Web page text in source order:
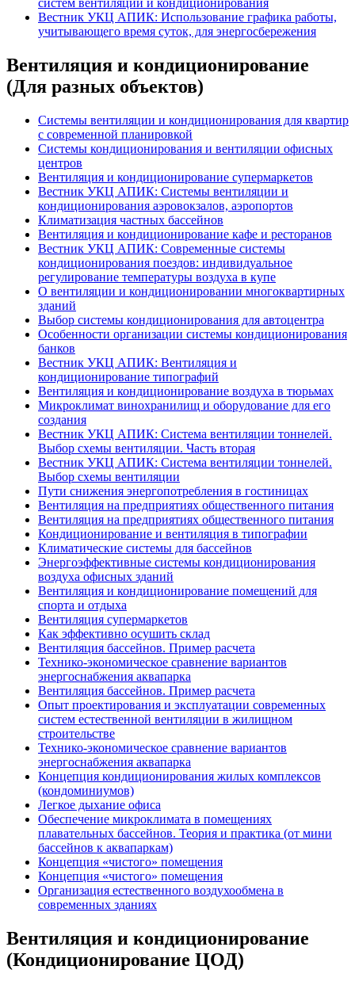
систем вентиляции и кондиционирования
Вестник УКЦ АПИК: Использование графика работы,
учитывающего время суток, для энергосбережения
Вентиляция и кондиционирование
(Для разных объектов)
Системы вентиляции и кондиционирования для квартир
с современной планировкой
Системы кондиционирования и вентиляции офисных
центров
Вентиляция и кондиционирование супермаркетов
Вестник УКЦ АПИК: Системы вентиляции и
кондиционирования аэровокзалов, аэропортов
Климатизация частных бассейнов
Вентиляция и кондиционирование кафе и ресторанов
Вестник УКЦ АПИК: Современные системы
кондиционирования поездов: индивидуальное
регулирование температуры воздуха в купе
О вентиляции и кондиционировании многоквартирных
зданий
Выбор системы кондиционирования для автоцентра
Особенности организации системы кондиционирования
банков
Вестник УКЦ АПИК: Вентиляция и
кондиционирование типографий
Вентиляция и кондиционирование воздуха в тюрьмах
Микроклимат винохранилищ и оборудование для его
создания
Вестник УКЦ АПИК: Система вентиляции тоннелей.
Выбор схемы вентиляции. Часть вторая
Вестник УКЦ АПИК: Система вентиляции тоннелей.
Выбор схемы вентиляции
Пути снижения энергопотребления в гостиницах
Вентиляция на предприятиях общественного питания
Вентиляция на предприятиях общественного питания
Кондиционирование и вентиляция в типографии
Климатические системы для бассейнов
Энергоэффективные системы кондиционирования
воздуха офисных зданий
Вентиляция и кондиционирование помещений для
спорта и отдыха
Вентиляция супермаркетов
Как эффективно осушить склад
Вентиляция бассейнов. Пример расчета
Технико-экономическое сравнение вариантов
энергоснабжения аквапарка
Вентиляция бассейнов. Пример расчета
Опыт проектирования и эксплуатации современных
систем естественной вентиляции в жилищном
строительстве
Технико-экономическое сравнение вариантов
энергоснабжения аквапарка
Концепция кондиционирования жилых комплексов
(кондоминиумов)
Легкое дыхание офиса
Обеспечение микроклимата в помещениях
плавательных бассейнов. Теория и практика (от мини
бассейнов к аквапаркам)
Концепция «чистого» помещения
Концепция «чистого» помещения
Организация естественного воздухообмена в
современных зданиях
Вентиляция и кондиционирование
(Кондиционирование ЦОД)